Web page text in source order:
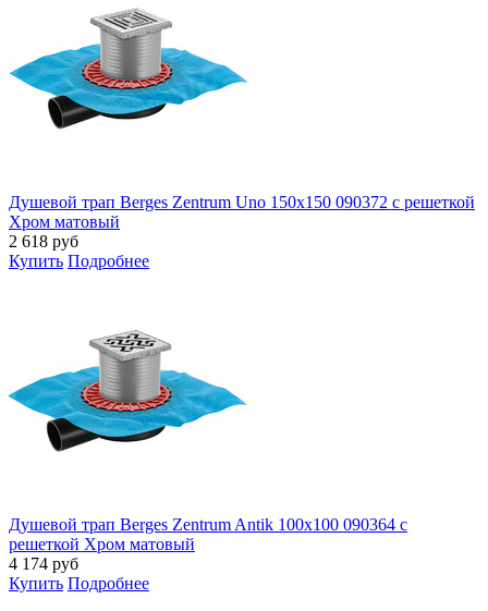
Душевой трап Berges Zentrum Uno 150x150 090372 с решеткой
Хром матовый
2 618 руб
Купить Подробнее
Душевой трап Berges Zentrum Antik 100x100 090364 с
решеткой Хром матовый
4 174 руб
Купить Подробнее